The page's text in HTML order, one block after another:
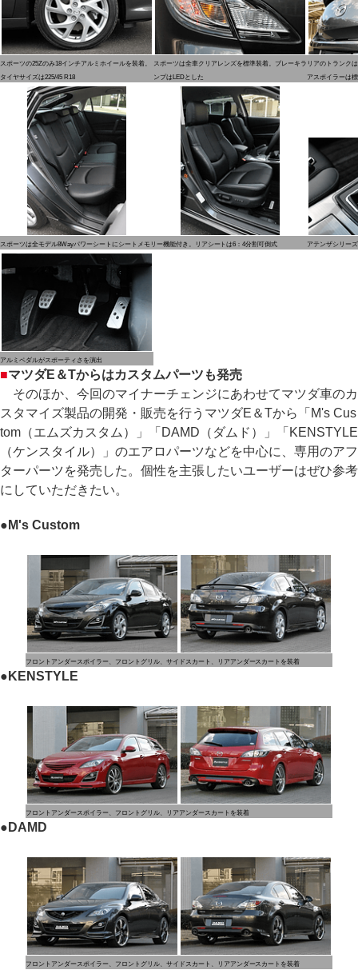
スポーツの25Zのみ18インチアルミホイールを装着。
タイヤサイズは225/45 R18
スポーツは全車クリアレンズを標準装着。ブレーキラ
ンプはLEDとした
リアのトランク
アスポイラーは
スポーツは全モデル8Wayパワーシートにシートメモリー機能付き。リアシートは6：4分割可倒式 アテンザシリー
アルミペダルがスポーティさを演出
■マツダE＆Tからはカスタムパーツも発売
そのほか、今回のマイナーチェンジにあわせてマツダ車のカ
スタマイズ製品の開発・販売を行うマツダE＆Tから「M's Cus
tom（エムズカスタム）」「DAMD（ダムド）」「KENSTYLE
（ケンスタイル）」のエアロパーツなどを中心に、専用のアフ
ターパーツを発売した。個性を主張したいユーザーはぜひ参考
にしていただきたい。
● M's Custom
フロントアンダースポイラー、フロントグリル、サイドスカート、リアアンダースカートを装着
● KENSTYLE
フロントアンダースポイラー、フロントグリル、リアアンダースカートを装着
● DAMD
フロントアンダースポイラー、フロントグリル、サイドスカート、リアアンダースカートを装着